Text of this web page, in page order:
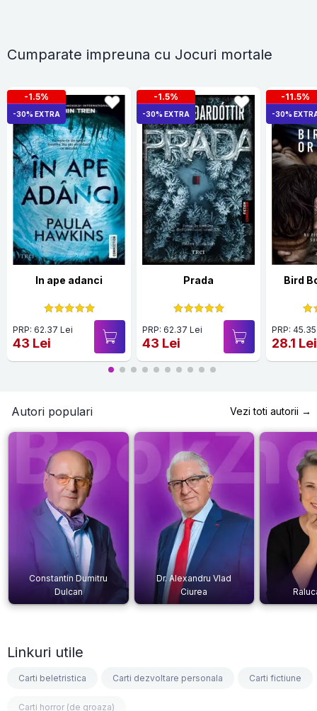
Cumparate impreuna cu Jocuri mortale
-1.5%
-30% EXTRA
In ape adanci
PRP: 62.37 Lei
43 Lei
-1.5%
-30% EXTRA
Prada
PRP: 62.37 Lei
43 Lei
-11.5%
-30%
Bird
PRP:
28.1 Lei
Autori populari Vezi toti autorii →
Constantin Dumitru
Dulcan
Dr. Alexandru Vlad
Ciurea
Linkuri utile
Carti beletristica Carti dezvoltare personala Carti fictiune
Carti horror (de groaza)